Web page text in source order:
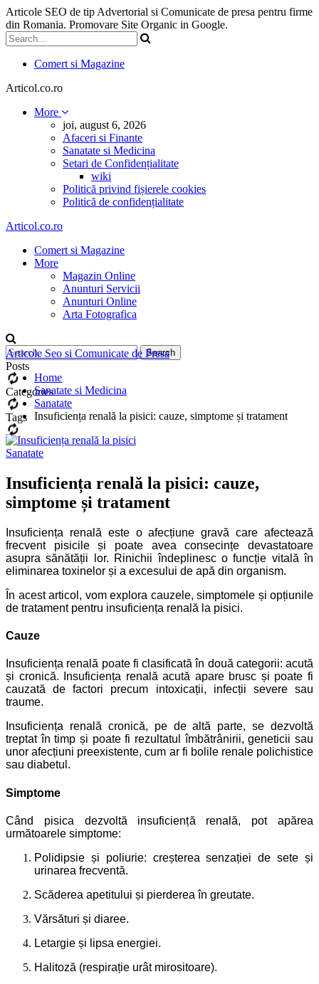
Articole SEO de tip Advertorial si Comunicate de presa pentru firme
din Romania. Promovare Site Organic in Google.
Comert si Magazine
Articol.co.ro
More
joi, august 6, 2026
Afaceri si Finante
Sanatate si Medicina
Setari de Confidențialitate
wiki
Politică privind fișierele cookies
Politică de confidențialitate
Articol.co.ro
Comert si Magazine
More
Magazin Online
Anunturi Servicii
Anunturi Online
Arta Fotografica
Posts
Categories
Tags
Articole Seo si Comunicate de Presa
Home
Sanatate si Medicina
Sanatate
Insuficiența renală la pisici: cauze, simptome și tratament
Sanatate
Insuficiența renală la pisici: cauze,
simptome și tratament
Insuficiența renală este o afecțiune gravă care afectează
frecvent pisicile și poate avea consecințe devastatoare
asupra sănătății lor. Rinichii îndeplinesc o funcție vitală în
eliminarea toxinelor și a excesului de apă din organism.
În acest articol, vom explora cauzele, simptomele și opțiunile
de tratament pentru insuficiența renală la pisici.
Cauze
Insuficiența renală poate fi clasificată în două categorii: acută
și cronică. Insuficiența renală acută apare brusc și poate fi
cauzată de factori precum intoxicații, infecții severe sau
traume.
Insuficiența renală cronică, pe de altă parte, se dezvoltă
treptat în timp și poate fi rezultatul îmbătrânirii, geneticii sau
unor afecțiuni preexistente, cum ar fi bolile renale polichistice
sau diabetul.
Simptome
Când pisica dezvoltă insuficiență renală, pot apărea
următoarele simptome:
Polidipsie și poliurie: creșterea senzației de sete și
urinarea frecventă.
Scăderea apetitului și pierderea în greutate.
Vărsături și diaree.
Letargie și lipsa energiei.
Halitoză (respirație urât mirositoare).